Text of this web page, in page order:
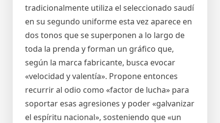
tradicionalmente utiliza el seleccionado saudí
en su segundo uniforme esta vez aparece en
dos tonos que se superponen a lo largo de
toda la prenda y forman un gráfico que,
según la marca fabricante, busca evocar
«velocidad y valentía». Propone entonces
recurrir al odio como «factor de lucha» para
soportar esas agresiones y poder «galvanizar
el espíritu nacional», sosteniendo que «un